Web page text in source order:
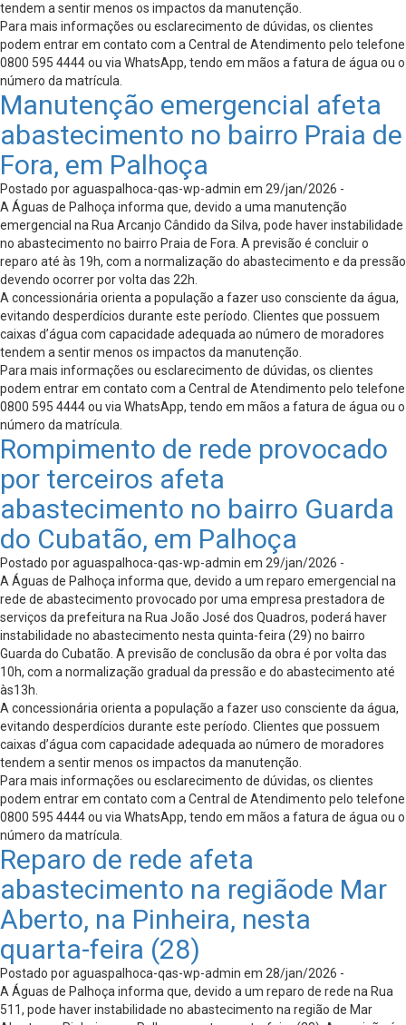
tendem a sentir menos os impactos da manutenção.
Para mais informações ou esclarecimento de dúvidas, os clientes
podem entrar em contato com a Central de Atendimento pelo telefone
0800 595 4444 ou via WhatsApp, tendo em mãos a fatura de água ou o
número da matrícula.
Manutenção emergencial afeta
abastecimento no bairro Praia de
Fora, em Palhoça
Postado por aguaspalhoca-qas-wp-admin em 29/jan/2026 -
A Águas de Palhoça informa que, devido a uma manutenção
emergencial na Rua Arcanjo Cândido da Silva, pode haver instabilidade
no abastecimento no bairro Praia de Fora. A previsão é concluir o
reparo até às 19h, com a normalização do abastecimento e da pressão
devendo ocorrer por volta das 22h.
A concessionária orienta a população a fazer uso consciente da água,
evitando desperdícios durante este período. Clientes que possuem
caixas d’água com capacidade adequada ao número de moradores
tendem a sentir menos os impactos da manutenção.
Para mais informações ou esclarecimento de dúvidas, os clientes
podem entrar em contato com a Central de Atendimento pelo telefone
0800 595 4444 ou via WhatsApp, tendo em mãos a fatura de água ou o
número da matrícula.
Rompimento de rede provocado
por terceiros afeta
abastecimento no bairro Guarda
do Cubatão, em Palhoça
Postado por aguaspalhoca-qas-wp-admin em 29/jan/2026 -
A Águas de Palhoça informa que, devido a um reparo emergencial na
rede de abastecimento provocado por uma empresa prestadora de
serviços da prefeitura na Rua João José dos Quadros, poderá haver
instabilidade no abastecimento nesta quinta-feira (29) no bairro
Guarda do Cubatão. A previsão de conclusão da obra é por volta das
10h, com a normalização gradual da pressão e do abastecimento até
às13h.
A concessionária orienta a população a fazer uso consciente da água,
evitando desperdícios durante este período. Clientes que possuem
caixas d’água com capacidade adequada ao número de moradores
tendem a sentir menos os impactos da manutenção.
Para mais informações ou esclarecimento de dúvidas, os clientes
podem entrar em contato com a Central de Atendimento pelo telefone
0800 595 4444 ou via WhatsApp, tendo em mãos a fatura de água ou o
número da matrícula.
Reparo de rede afeta
abastecimento na regiãode Mar
Aberto, na Pinheira, nesta
quarta-feira (28)
Postado por aguaspalhoca-qas-wp-admin em 28/jan/2026 -
A Águas de Palhoça informa que, devido a um reparo de rede na Rua
511, pode haver instabilidade no abastecimento na região de Mar